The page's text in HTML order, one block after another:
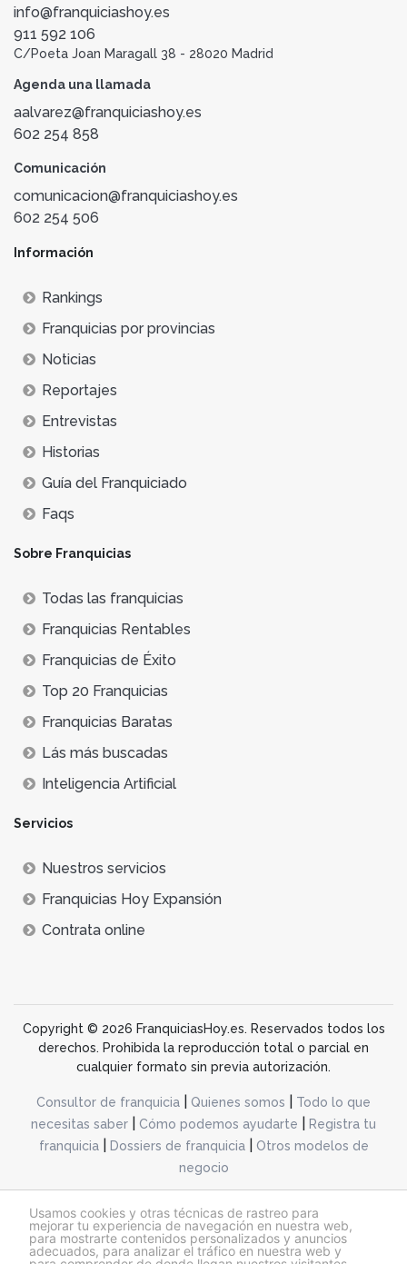
Usamos cookies y otras técnicas de rastreo para
mejorar tu experiencia de navegación en nuestra web,
para mostrarte contenidos personalizados y anuncios
adecuados, para analizar el tráfico en nuestra web y
info@franquiciashoy.es
911 592 106
C/Poeta Joan Maragall 38 - 28020 Madrid
Agenda una llamada
aalvarez@franquiciashoy.es
602 254 858
Comunicación
comunicacion@franquiciashoy.es
602 254 506
Información
Rankings
Franquicias por provincias
Noticias
Reportajes
Entrevistas
Historias
Guía del Franquiciado
Faqs
Sobre Franquicias
Todas las franquicias
Franquicias Rentables
Franquicias de Éxito
Top 20 Franquicias
Franquicias Baratas
Lás más buscadas
Inteligencia Artificial
Servicios
Nuestros servicios
Franquicias Hoy Expansión
Contrata online
Copyright © 2026 FranquiciasHoy.es. Reservados todos los
derechos. Prohibida la reproducción total o parcial en
cualquier formato sin previa autorización.
Consultor de franquicia Quienes somos
Todo lo que
necesitas saber
Cómo podemos ayudarte
Registra tu
franquicia| Dossiers de franquicia|
Otros modelos de
negocio
@franquiciashoy.es |Aviso legal| Política de cookies|Política de privacidad